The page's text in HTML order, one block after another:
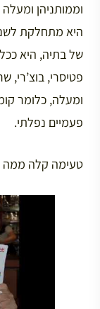
וממותניהן
היא מתחלקת
של בתיה, היא ככל
פטיסרי, בוצ’רי,
ומעלה, כלומר
פעמיים נפלתי.
טעימה קלה